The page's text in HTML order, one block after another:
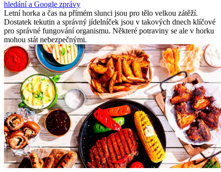
hledání a Google zprávy
Letní horka a čas na přímém slunci jsou pro tělo velkou zátěží.
Dostatek tekutin a správný jídelníček jsou v takových dnech klíčové
pro správné fungování organismu. Některé potraviny se ale v horku
mohou stát nebezpečnými.